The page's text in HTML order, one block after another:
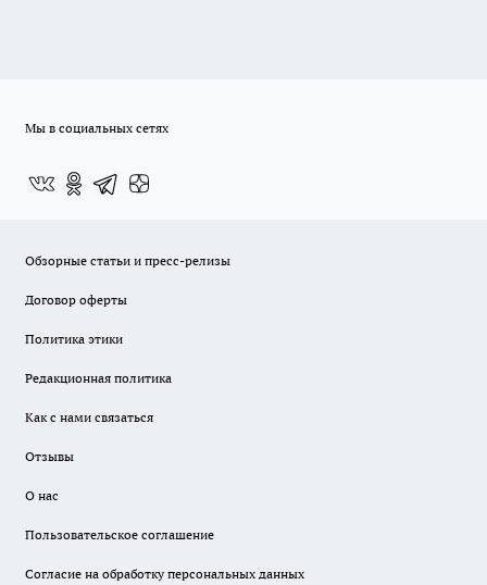
Мы в социальных сетях
Обзорные статьи и пресс-релизы
Договор оферты
Политика этики
Редакционная политика
Как с нами связаться
Отзывы
О нас
Пользовательское соглашение
Согласие на обработку персональных данных